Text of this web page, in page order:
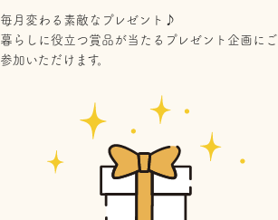
毎月変わる素敵なプレゼント♪
暮らしに役立つ賞品が当たるプレゼント企画にご
参加いただけます。